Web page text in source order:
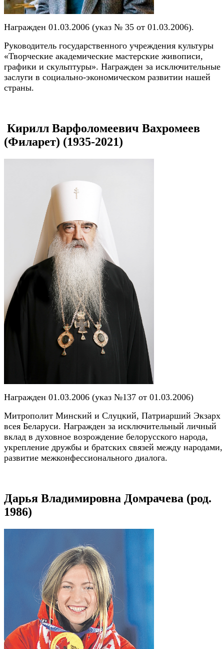
Награжден 01.03.2006 (указ № 35 от 01.03.2006).
Руководитель государственного учреждения культуры
«Творческие академические мастерские живописи,
графики и скульптуры». Награжден за исключительные
заслуги в социально-экономическом развитии нашей
страны.
Кирилл Варфоломеевич Вахромеев
(Филарет) (1935-2021)
Награжден 01.03.2006 (указ №137 от 01.03.2006)
Митрополит Минский и Слуцкий, Патриарший Экзарх
всея Беларуси. Награжден за исключительный личный
вклад в духовное возрождение белорусского народа,
укрепление дружбы и братских связей между народами,
развитие межконфессионального диалога.
Дарья Владимировна Домрачева (род.
1986)